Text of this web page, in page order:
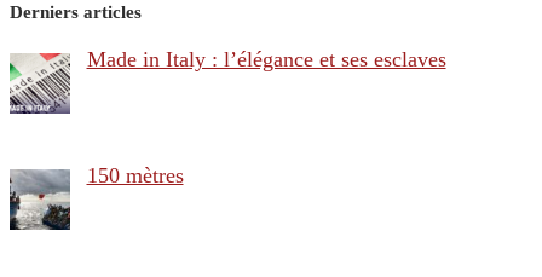
Derniers articles
Made in Italy : l’élégance et ses esclaves
150 mètres